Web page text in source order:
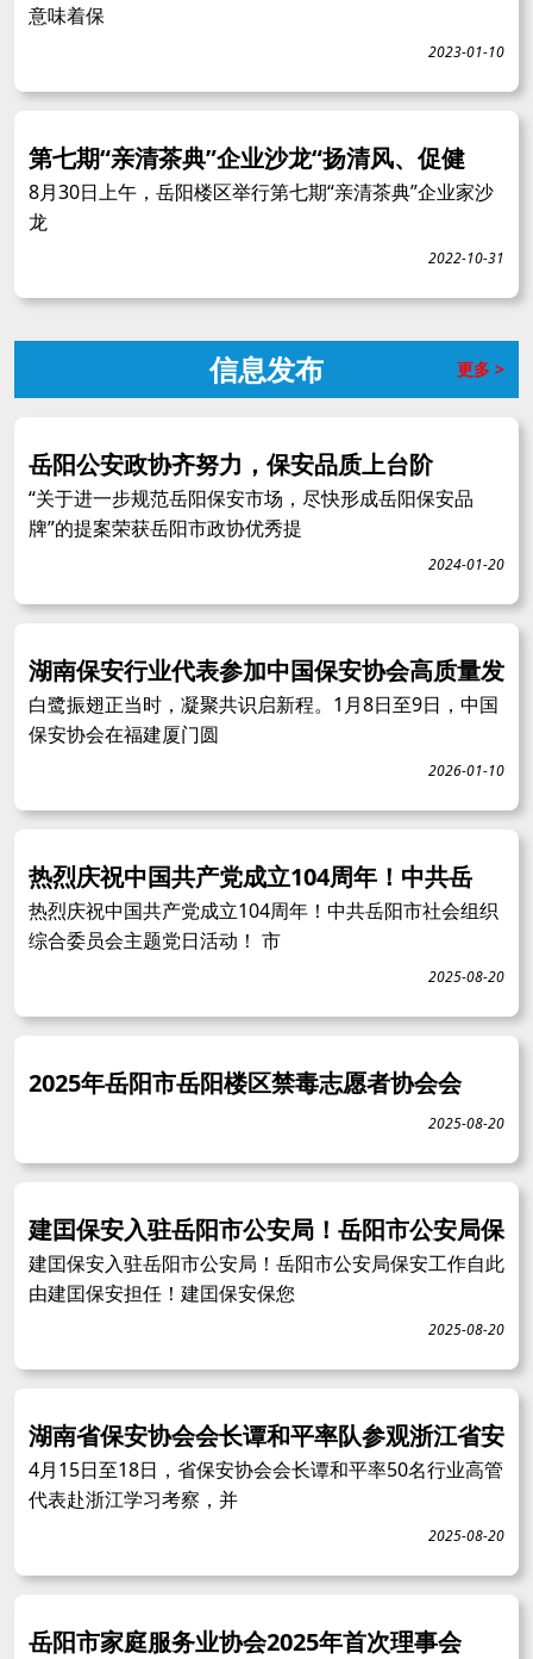
意味着保
2023-01-10
第七期“亲清茶典”企业沙龙“扬清风、促健
8月30日上午，岳阳楼区举行第七期“亲清茶典”企业家沙
龙
2022-10-31
信息发布 更多 >
岳阳公安政协齐努力，保安品质上台阶
“关于进一步规范岳阳保安市场，尽快形成岳阳保安品
牌”的提案荣获岳阳市政协优秀提
2024-01-20
湖南保安行业代表参加中国保安协会高质量发
白鹭振翅正当时，凝聚共识启新程。1月8日至9日，中国
保安协会在福建厦门圆
2026-01-10
热烈庆祝中国共产党成立104周年！中共岳
热烈庆祝中国共产党成立104周年！中共岳阳市社会组织
综合委员会主题党日活动！ 市
2025-08-20
2025年岳阳市岳阳楼区禁毒志愿者协会会
2025-08-20
建囯保安入驻岳阳市公安局！岳阳市公安局保
建囯保安入驻岳阳市公安局！岳阳市公安局保安工作自此
由建囯保安担任！建囯保安保您
2025-08-20
湖南省保安协会会长谭和平率队参观浙江省安
4月15日至18日，省保安协会会长谭和平率50名行业高管
代表赴浙江学习考察，并
2025-08-20
岳阳市家庭服务业协会2025年首次理事会